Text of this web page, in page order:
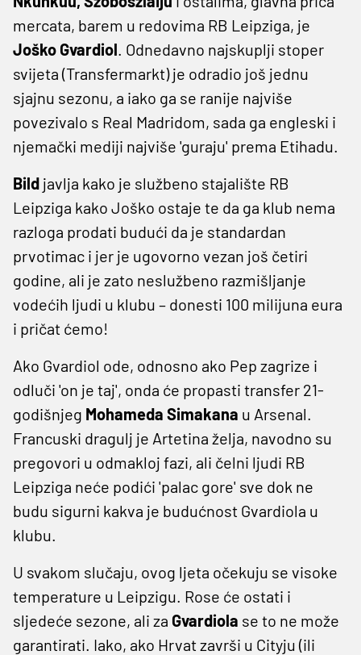
mercata, barem u redovima RB Leipziga, je
Joško Gvardiol. Odnedavno najskuplji stoper
svijeta (Transfermarkt) je odradio još jednu
sjajnu sezonu, a iako ga se ranije najviše
povezivalo s Real Madridom, sada ga engleski i
njemački mediji najviše 'guraju' prema Etihadu.
Bild javlja kako je službeno stajalište RB
Leipziga kako Joško ostaje te da ga klub nema
razloga prodati budući da je standardan
prvotimac i jer je ugovorno vezan još četiri
godine, ali je zato neslužbeno razmišljanje
vodećih ljudi u klubu – donesti 100 milijuna eura
i pričat ćemo!
Ako Gvardiol ode, odnosno ako Pep zagrize i
odluči 'on je taj', onda će propasti transfer 21-
godišnjeg Mohameda Simakana u Arsenal.
Francuski dragulj je Artetina želja, navodno su
pregovori u odmakloj fazi, ali čelni ljudi RB
Leipziga neće podići 'palac gore' sve dok ne
budu sigurni kakva je budućnost Gvardiola u
klubu.
U svakom slučaju, ovog ljeta očekuju se visoke
temperature u Leipzigu. Rose će ostati i
sljedeće sezone, ali za Gvardiola se to ne može
garantirati. Iako, ako Hrvat završi u Cityju (ili